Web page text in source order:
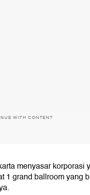
WITH CONTENT
menyasar korporasi
1 grand ballroom yang